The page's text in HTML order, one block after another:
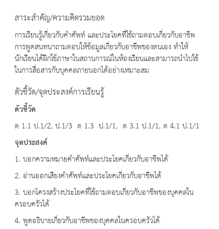
สาระสำคัญ/ความคิดรวมยอด
การเรียนรู้เกี่ยวกับคำศัพท์ และประโยคที่ใช้ถามตอบเกี่ยวกับอาชีพ
การพูดสนทนาถามตอบให้ข้อมูลเกี่ยวกับอาชีพของตนเอง ทำให้
นักเรียนได้ฝึกใช้ภาษาในสถานการณ์ในห้องเรียนและสามารถนำไปใช้
ในการสื่อสารกับบุคคลภายนอกได้อย่างเหมาะสม
ตัวชี้วัด/จุดประสงค์การเรียนรู้
ตัวชี้วัด
ต 1.1 ป.1/2, ป.1/3 ต 1.3 ป.1/1, ต 3.1 ป.1/1, ต 4.1 ป.1/1
จุดประสงค์
1. บอกความหมายคำศัพท์และประโยคเกี่ยวกับอาชีพได้
2. อ่านออกเสียงคำศัพท์และประโยคเกี่ยวกับอาชีพได้
3. บอกโครงสร้างประโยคที่ใช้ถามตอบเกี่ยวกับอาชีพของบุคคลใน
ครอบครัวได้
4. พูดอธิบายเกี่ยวกับอาชีพของบุคคลในครอบครัวได้